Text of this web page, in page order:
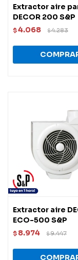
Extractor aire
DECOR 200 S&P
$4.068 $4.283
Extractor aire
ECO-500 S&P
$ 8.974 $9.447